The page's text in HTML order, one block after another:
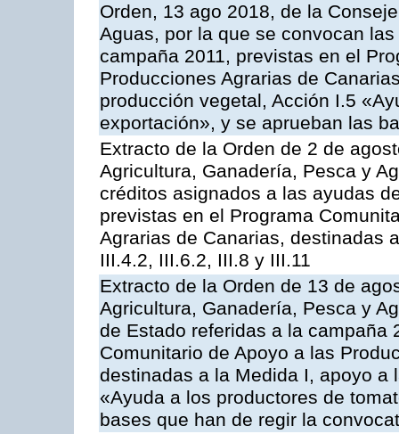
Orden, 13 ago 2018, de la
Aguas, por la que se convocan
campaña 2011, previstas en el
Producciones Agrarias de
producción vegetal, Acción I.5
exportación», y se aprueban las
Extracto de la Orden de 2 de
Agricultura, Ganadería, Pesca y
créditos asignados a las ayudas
previstas en el Programa
Agrarias de Canarias, destinadas
III.4.2, III.6.2, III.8 y III.11
Extracto de la Orden de 13 de
Agricultura, Ganadería, Pesca y
de Estado referidas a la campaña
Comunitario de Apoyo a las
destinadas a la Medida I, apoyo a
«Ayuda a los productores de
bases que han de regir la